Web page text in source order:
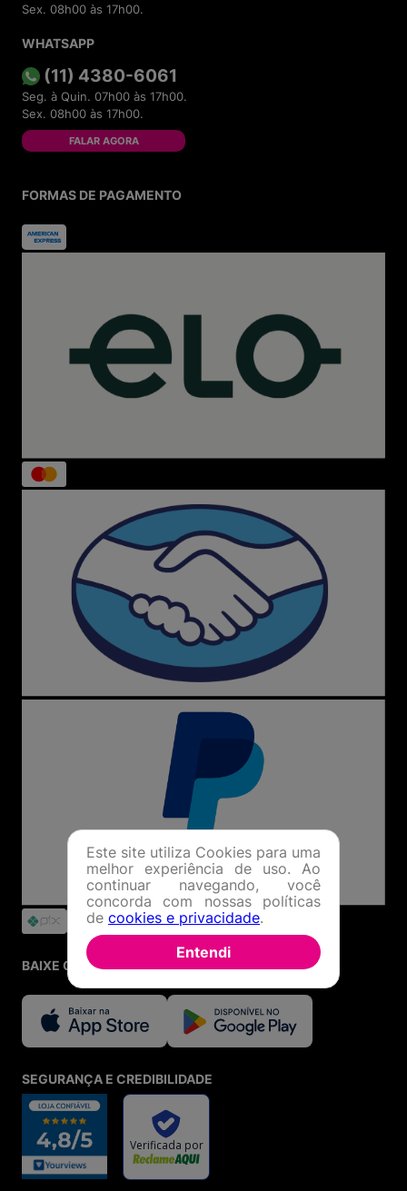
Sex. 08h00 às 17h00.
WHATSAPP
(11) 4380-6061
Seg. à Quin. 07h00 às 17h00.
Sex. 08h00 às 17h00.
FALAR AGORA
FORMAS DE PAGAMENTO
BAIXE O APP
SEGURANÇA E CREDIBILIDADE
Este site utiliza Cookies para uma
melhor experiência de uso. Ao
continuar navegando, você
concorda com nossas políticas
de cookies e privacidade.
Entendi